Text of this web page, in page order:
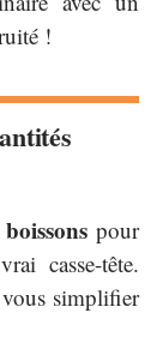
!
pour
casse-tête.
simplifier